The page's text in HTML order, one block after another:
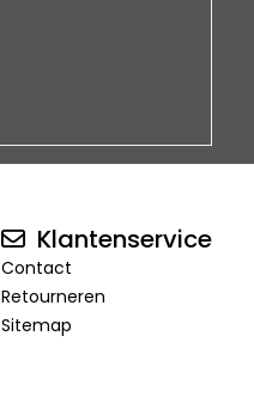
Klantenservice
Contact
Retourneren
Sitemap